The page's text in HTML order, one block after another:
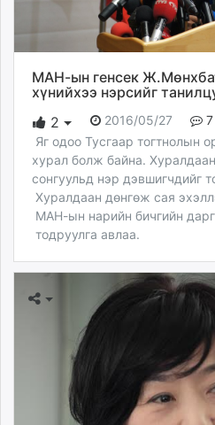
fact.mn
itoim.mn
tumen.mn
shuum.mn
times.mn
tvmongolia.mn
mass.mn
unegui.mn
assa.mn
tac.mn
paparazzi.mn
unread.today
МАН-ын генсек
хүнийхээ нэрсийг
2
2016/05/27
7
Яг одоо Тусгаар тогтнолын
хурал болж байна.
сонгуульд нэр дэвшигчдийг
Хуралдаан дөнгөж сая
МАН-ын нарийн бичгийн
тодруулга авлаа.